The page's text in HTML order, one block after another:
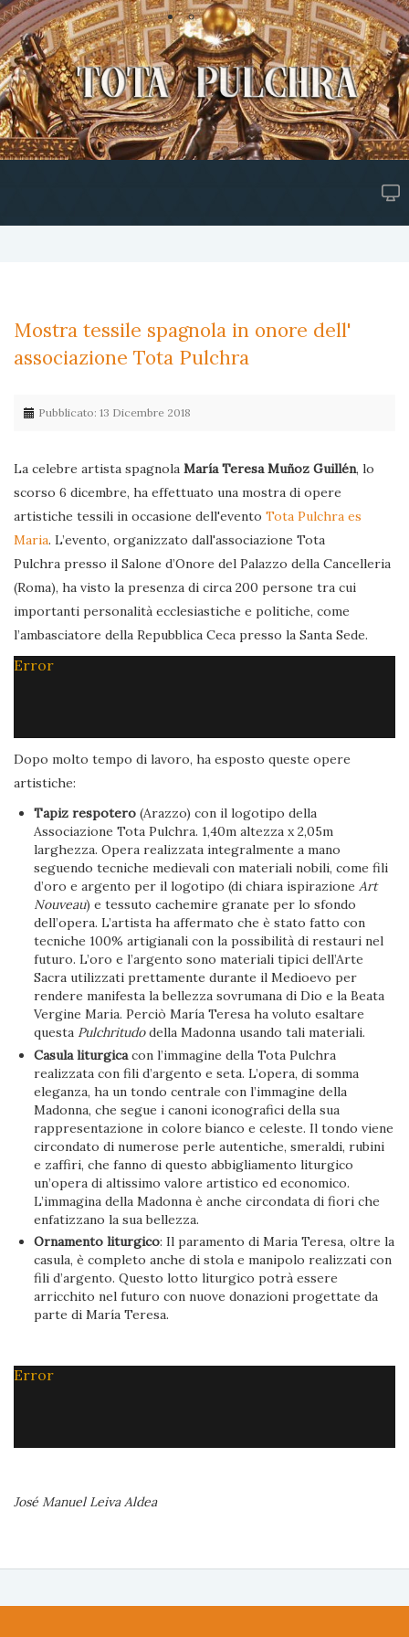
Mostra tessile spagnola in onore dell'
associazione Tota Pulchra
Pubblicato: 13 Dicembre 2018
La celebre artista spagnola María Teresa Muñoz Guillén, lo
scorso 6 dicembre, ha effettuato una mostra di opere
artistiche tessili in occasione dell'evento Tota Pulchra es
Maria. L’evento, organizzato dall'associazione Tota
Pulchra presso il Salone d’Onore del Palazzo della Cancelleria
(Roma), ha visto la presenza di circa 200 persone tra cui
importanti personalità ecclesiastiche e politiche, come
l’ambasciatore della Repubblica Ceca presso la Santa Sede.
Error
Dopo molto tempo di lavoro, ha esposto queste opere
artistiche:
Tapiz respotero (Arazzo) con il logotipo della
Associazione Tota Pulchra. 1,40m altezza x 2,05m
larghezza. Opera realizzata integralmente a mano
seguendo tecniche medievali con materiali nobili, come fili
d’oro e argento per il logotipo (di chiara ispirazioneArt
Nouveau) e tessuto cachemire granate per lo sfondo
dell’opera. L’artista ha affermato che è stato fatto con
tecniche 100% artigianali con la possibilità di restauri nel
futuro. L’oro e l’argento sono materiali tipici dell’Arte
Sacra utilizzati prettamente durante il Medioevo per
rendere manifesta la bellezza sovrumana di Dio e la Beata
Vergine Maria. Perciò María Teresa ha voluto esaltare
questa Pulchritudodella Madonna usando tali materiali.
Casula liturgicacon l’immagine della Tota Pulchra
realizzata con fili d’argento e seta. L’opera, di somma
eleganza, ha un tondo centrale con l’immagine della
Madonna, che segue i canoni iconografici della sua
rappresentazione in colore bianco e celeste. Il tondo viene
circondato di numerose perle autentiche, smeraldi, rubini
e zaffiri, che fanno di questo abbigliamento liturgico
un’opera di altissimo valore artistico ed economico.
L’immagina della Madonna è anche circondata di fiori che
enfatizzano la sua bellezza.
Ornamento liturgico: Il paramento di Maria Teresa, oltre la
casula, è completo anche di stola e manipolo realizzati con
fili d’argento. Questo lotto liturgico potrà essere
arricchito nel futuro con nuove donazioni progettate da
parte di María Teresa.
Error
José Manuel Leiva Aldea